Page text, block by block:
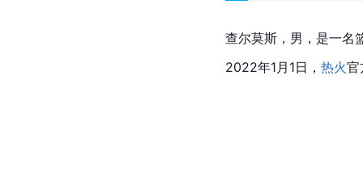
查尔莫斯，男，是一名
2022年1月1日， 热火官